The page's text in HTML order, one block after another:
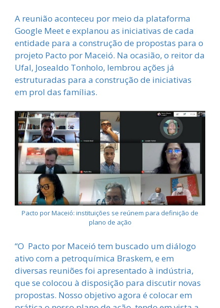
A reunião aconteceu por meio da plataforma
Google Meet e explanou as iniciativas de cada
entidade para a construção de propostas para o
projeto Pacto por Maceió. Na ocasião, o reitor da
Ufal, Josealdo Tonholo, lembrou ações já
estruturadas para a construção de iniciativas
em prol das famílias.
Pacto por Maceió: instituições se reúnem para definição de
plano de ação
“O Pacto por Maceió tem buscado um diálogo
ativo com a petroquímica Braskem, e em
diversas reuniões foi apresentado à indústria,
que se colocou à disposição para discutir novas
propostas. Nosso objetivo agora é colocar em